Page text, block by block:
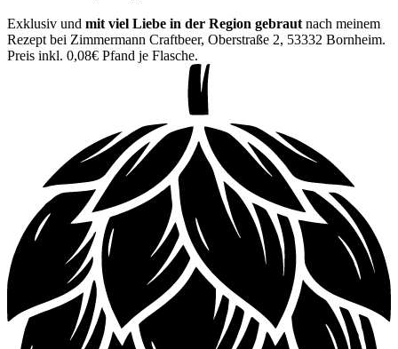
Exklusiv und mit viel Liebe in der Region gebraut nach meinem
Rezept bei Zimmermann Craftbeer, Oberstraße 2, 53332 Bornheim.
Preis inkl. 0,08€ Pfand je Flasche.